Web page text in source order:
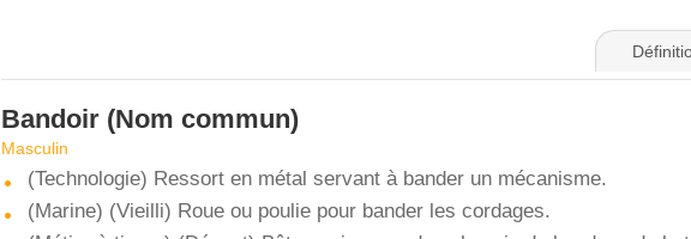
Bandoir (Nom commun)
Masculin
(Technologie) Ressort en métal servant à bander un mécanisme.
(Marine) (Vieilli) Roue ou poulie pour bander les cordages.